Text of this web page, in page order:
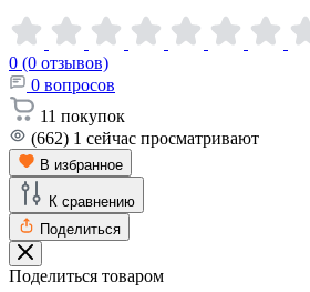
0 (0 отзывов)
0 вопросов
11 покупок
(662) 1 сейчас просматривают
В избранное
К сравнению
Поделиться
Поделиться товаром